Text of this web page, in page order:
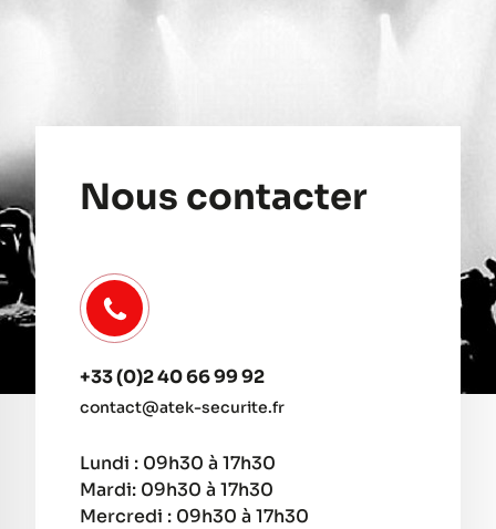
Nous contacter
+33 (0)2 40 66 99 92
contact@atek-securite.fr
Lundi : 09h30 à 17h30
Mardi: 09h30 à 17h30
Mercredi : 09h30 à 17h30